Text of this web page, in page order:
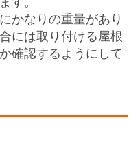
かなりの重量があり
には取り付ける屋根
確認するようにして